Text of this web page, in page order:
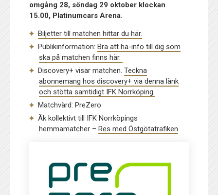
omgång 28, söndag 29 oktober klockan
15.00, Platinumcars Arena.
Biljetter till matchen hittar du här.
Publikinformation: Bra att ha-info till dig som
ska på matchen finns här.
Discovery+ visar matchen.Teckna
abonnemang hos discovery+ via denna länk
och stötta samtidigt IFK Norrköping.
Matchvärd: PreZero
Åk kollektivt till IFK Norrköpings
hemmamatcher – Res med Östgötatrafiken